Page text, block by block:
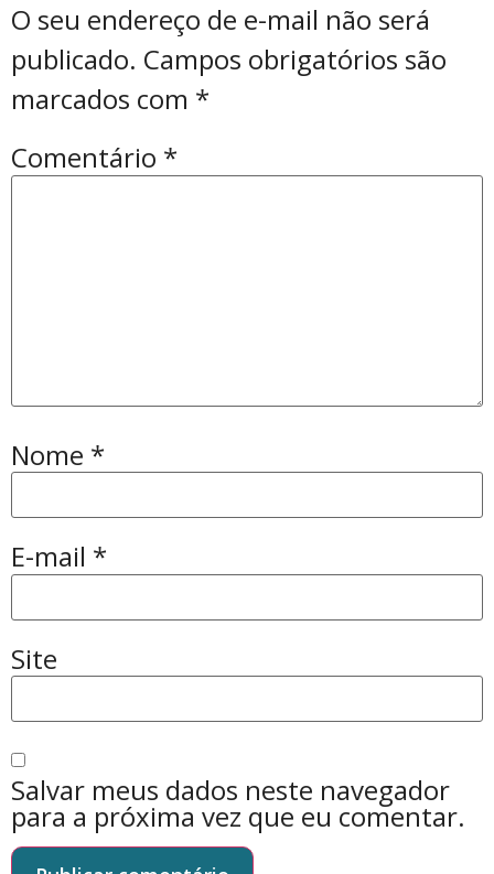
O seu endereço de e-mail não será
publicado. Campos obrigatórios são
marcados com *
Comentário *
Nome *
E-mail *
Site
Salvar meus dados neste navegador
para a próxima vez que eu comentar.